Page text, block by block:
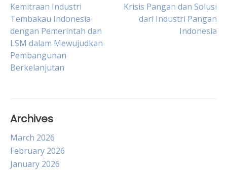
Post
navigation
Kemitraan Industri
Tembakau Indonesia
dengan Pemerintah dan
LSM dalam Mewujudkan
Pembangunan
Berkelanjutan
Krisis Pangan dan Solusi
dari Industri Pangan
Indonesia
Archives
March 2026
February 2026
January 2026